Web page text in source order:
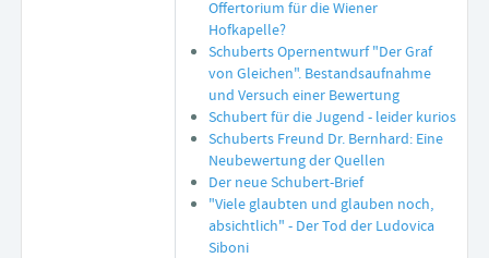
Offertorium für die Wiener
Hofkapelle?
Schuberts Opernentwurf "Der Graf
von Gleichen". Bestandsaufnahme
und Versuch einer Bewertung
Schubert für die Jugend - leider kurios
Schuberts Freund Dr. Bernhard: Eine
Neubewertung der Quellen
Der neue Schubert-Brief
"Viele glaubten und glauben noch,
absichtlich" - Der Tod der Ludovica
Siboni